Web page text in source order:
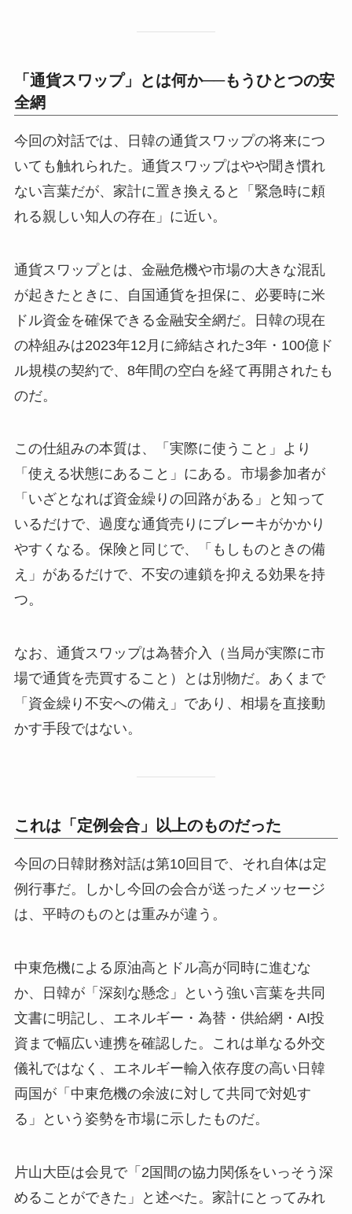
「通貨スワップ」とは何か──もうひとつの安
全網
今回の対話では、日韓の通貨スワップの将来につ
いても触れられた。通貨スワップはやや聞き慣れ
ない言葉だが、家計に置き換えると「緊急時に頼
れる親しい知人の存在」に近い。
通貨スワップとは、金融危機や市場の大きな混乱
が起きたときに、自国通貨を担保に、必要時に米
ドル資金を確保できる金融安全網だ。日韓の現在
の枠組みは2023年12月に締結された3年・100億ド
ル規模の契約で、8年間の空白を経て再開されたも
のだ。
この仕組みの本質は、「実際に使うこと」より
「使える状態にあること」にある。市場参加者が
「いざとなれば資金繰りの回路がある」と知って
いるだけで、過度な通貨売りにブレーキがかかり
やすくなる。保険と同じで、「もしものときの備
え」があるだけで、不安の連鎖を抑える効果を持
つ。
なお、通貨スワップは為替介入（当局が実際に市
場で通貨を売買すること）とは別物だ。あくまで
「資金繰り不安への備え」であり、相場を直接動
かす手段ではない。
これは「定例会合」以上のものだった
今回の日韓財務対話は第10回目で、それ自体は定
例行事だ。しかし今回の会合が送ったメッセージ
は、平時のものとは重みが違う。
中東危機による原油高とドル高が同時に進むな
か、日韓が「深刻な懸念」という強い言葉を共同
文書に明記し、エネルギー・為替・供給網・AI投
資まで幅広い連携を確認した。これは単なる外交
儀礼ではなく、エネルギー輸入依存度の高い日韓
両国が「中東危機の余波に対して共同で対処す
る」という姿勢を市場に示したものだ。
片山大臣は会見で「2国間の協力関係をいっそう深
めることができた」と述べた。家計にとってみれ